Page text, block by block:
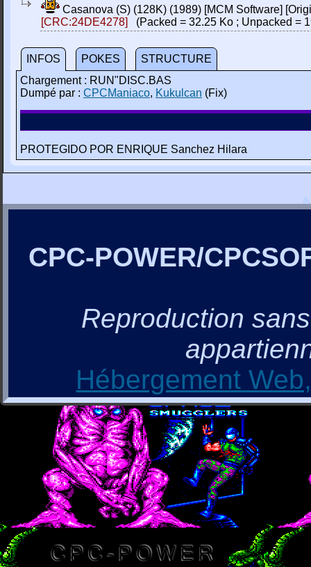
Casanova (S) (128K) (1989) [MCM Software]
[CRC:24DE4278]
(Packed = 32.25 Ko ; Unpacked =
INFOS POKES
STRUCTURE
Chargement : RUN"DISC.BAS
Dumpé par : CPCManiaco, Kukulcan (Fix)
PROTEGIDO POR ENRIQUE Sanchez Hilara
CPC-POWER/
Reproduction
Hébergement